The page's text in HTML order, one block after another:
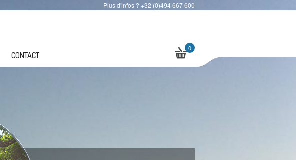
Plus d'infos ? +32 (0)494 667 600
CONTACT
0